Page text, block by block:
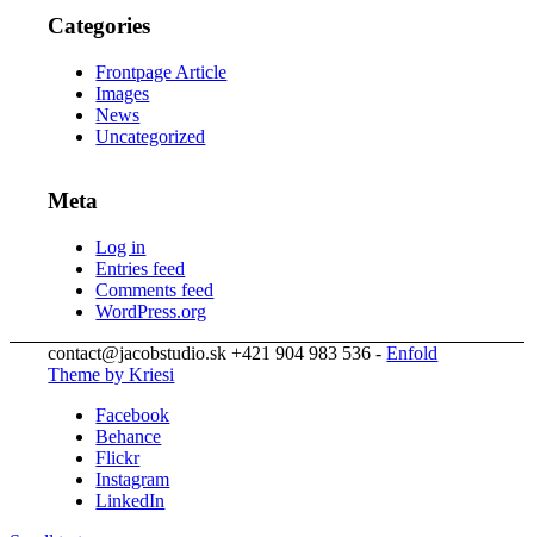
Categories
Frontpage Article
Images
News
Uncategorized
Meta
Log in
Entries feed
Comments feed
WordPress.org
contact@jacobstudio.sk +421 904 983 536 -Enfold
Theme by Kriesi
Facebook
Behance
Flickr
Instagram
LinkedIn